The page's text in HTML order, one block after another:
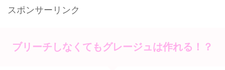
c
b
e itt
st
スポンサーリンク
ブリーチしなくてもグレージュは作れる！？